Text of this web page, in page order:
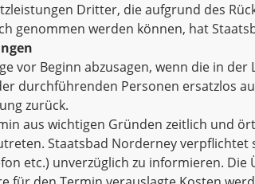
Dritter, die aufgrund des
genommen werden können, hat
vor Beginn abzusagen, wenn die in
durchführenden Personen ersatzlos
zurück.
aus wichtigen Gründen zeitlich und
Staatsbad Norderney verpflichtet
etc.) unverzüglich zu informieren.